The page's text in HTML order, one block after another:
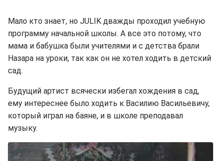
Мало кто знает, но JULIK дважды проходил учебную
программу начальной школы. А все это потому, что
мама и бабушка были учителями и с детства брали
Назара на уроки, так как он не хотел ходить в детский
сад.
Будущий артист всячески избегал хождения в сад,
ему интереснее было ходить к Василию Васильевичу,
который играл на баяне, и в школе преподавал
музыку.